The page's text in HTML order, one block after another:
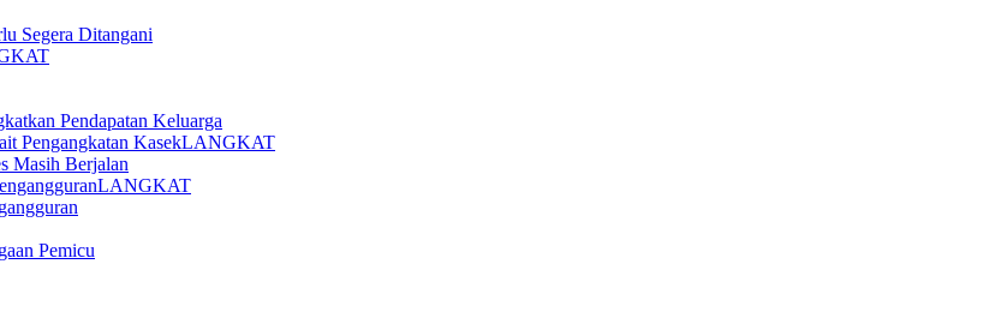
Segera Ditangani
Pendapatan Keluarga
LANGKAT
Masih Berjalan
LANGKAT
Pemicu